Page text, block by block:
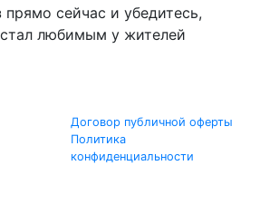
сейчас и убедитесь,
любимым у жителей
Договор публичной оферты
Политика
конфиденциальности